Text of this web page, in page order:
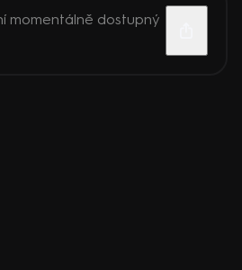
momentálně dostupný